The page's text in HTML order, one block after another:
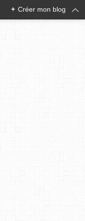
+ Créer mon blog